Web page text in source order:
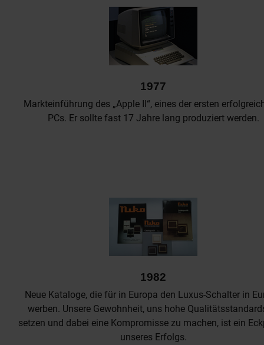
1977
Markteinführung des „Apple II“, eines der ersten
PCs. Er sollte fast 17 Jahre lang produziert werden.
1982
Neue Kataloge, die für in Europa den Luxus-Schalter in
werben. Unsere Gewohnheit, uns hohe
setzen und dabei eine Kompromisse zu machen, ist ein
unseres Erfolgs.